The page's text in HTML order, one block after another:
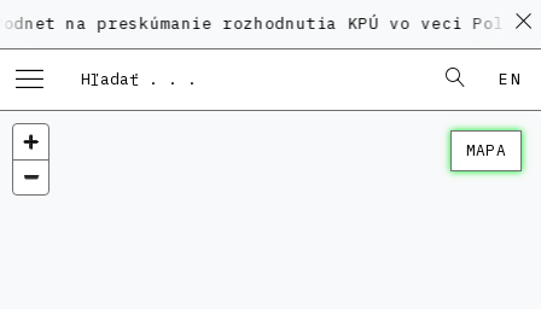
preskúmanie rozhodnutia KPÚ vo veci
EN
MAPA